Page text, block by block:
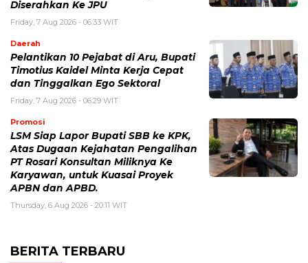
Diserahkan Ke JPU
Friday, 7 Aug 2026 - 06:33 WIT
Daerah
Pelantikan 10 Pejabat di Aru, Bupati
Timotius Kaidel Minta Kerja Cepat
dan Tinggalkan Ego Sektoral
Friday, 7 Aug 2026 - 06:29 WIT
Promosi
LSM Siap Lapor Bupati SBB ke KPK,
Atas Dugaan Kejahatan Pengalihan
PT Rosari Konsultan Miliknya Ke
Karyawan, untuk Kuasai Proyek
APBN dan APBD.
Thursday, 6 Aug 2026 - 20:11 WIT
BERITA TERBARU